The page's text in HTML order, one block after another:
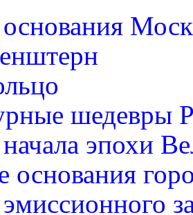
основания
шедевры
эпохи
основания